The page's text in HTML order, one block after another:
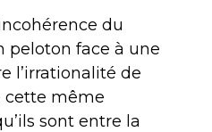
du
peloton face à une
l’irrationalité de
cette même
sont entre la